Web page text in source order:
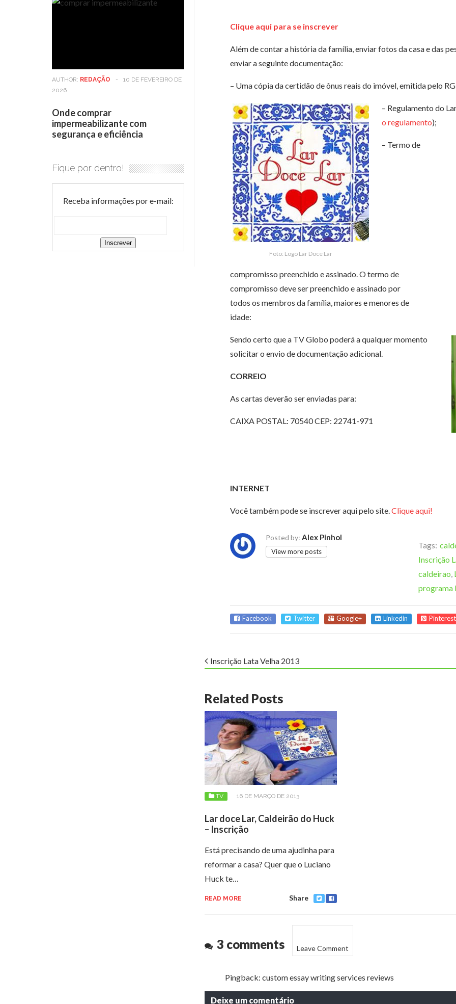
Clique aqui para se inscrever
Além de contar a história da família, enviar fotos da casa e das
enviar a seguinte documentação:
– Uma cópia da certidão de ônus reais do imóvel, emitida pelo
Foto: Logo Lar Doce Lar
– Regulamento do
o regulamento);
– Termo de
compromisso preenchido e assinado. O termo de
compromisso deve ser preenchido e assinado por
todos os membros da família, maiores e menores de
idade:
Sendo certo que a TV Globo poderá a qualquer momento
solicitar o envio de documentação adicional.
CORREIO
As cartas deverão ser enviadas para:
CAIXA POSTAL: 70540 CEP: 22741-971
INTERNET
Você também pode se inscrever aqui pelo site.Clique aqui!
Posted by: Alex Pinhol
View more posts
Tags:
Inscrição
caldeirao,
programa
Facebook Twitter Google+ Linkedin Pinterest
Inscrição Lata Velha 2013
Related Posts
TV 16 DE MARÇO DE 2013
Lar doce Lar, Caldeirão do Huck
– Inscrição
Está precisando de uma ajudinha para
reformar a casa? Quer que o Luciano
Huck te…
READ MORE Share
3 comments Leave Comment
Pingback: custom essay writing services reviews
Deixe um comentário
AUTHOR: REDAÇÃO -
10 DE FEVEREIRO DE
2026
Onde comprar
impermeabilizante com
segurança e eficiência
Fique por dentro!
Receba informações por e-mail: